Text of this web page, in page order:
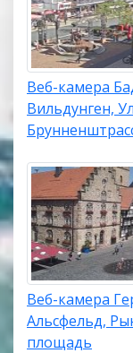
Веб-камера
Вильдунген,
Веб-камера
Альсфельд,
площадь